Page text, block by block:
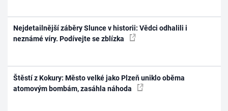
Nejdetailnější záběry Slunce v historii: Vědci odhalili i
neznámé víry. Podívejte se zblízka
Štěstí z Kokury: Město velké jako Plzeň uniklo oběma
atomovým bombám, zasáhla náhoda